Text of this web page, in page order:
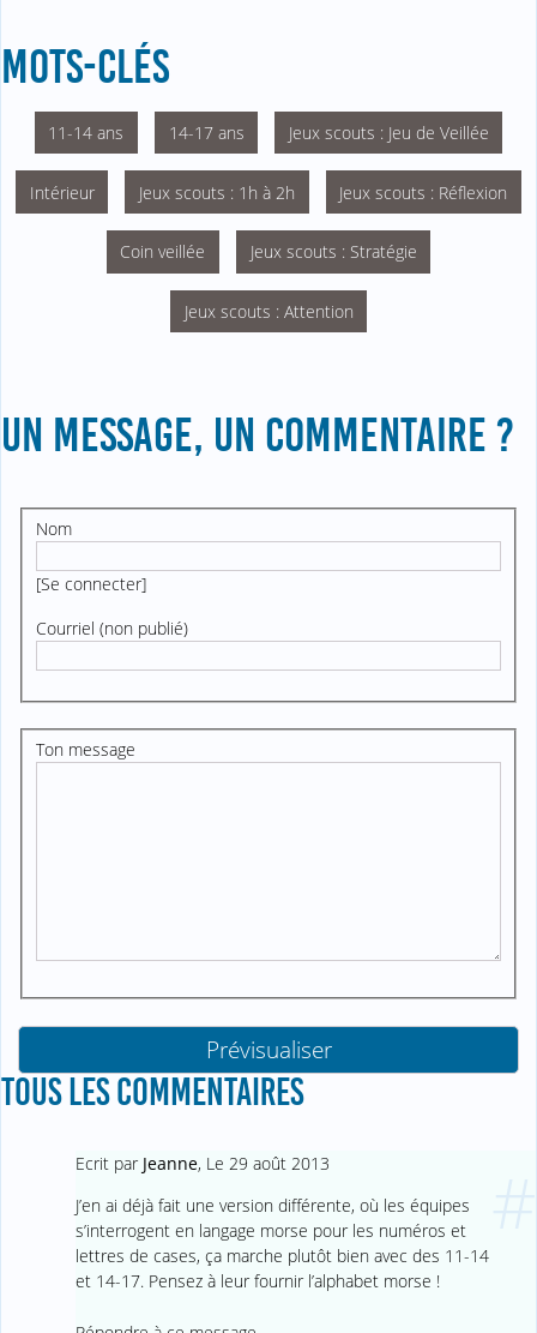
MOTS-CLÉS
11-14 ans 14-17 ans Jeux scouts : Jeu de Veillée
Intérieur Jeux scouts : 1h à 2h Jeux scouts : Réflexion
Coin veillée Jeux scouts : Stratégie
Jeux scouts : Attention
UN MESSAGE, UN COMMENTAIRE ?
Nom
[Se connecter]
Courriel (non publié)
Ton message
TOUS LES COMMENTAIRES
Ecrit par Jeanne, Le 29 août 2013
J’en ai déjà fait une version différente, où les équipes
s’interrogent en langage morse pour les numéros et
lettres de cases, ça marche plutôt bien avec des 11-14
et 14-17. Pensez à leur fournir l’alphabet morse !